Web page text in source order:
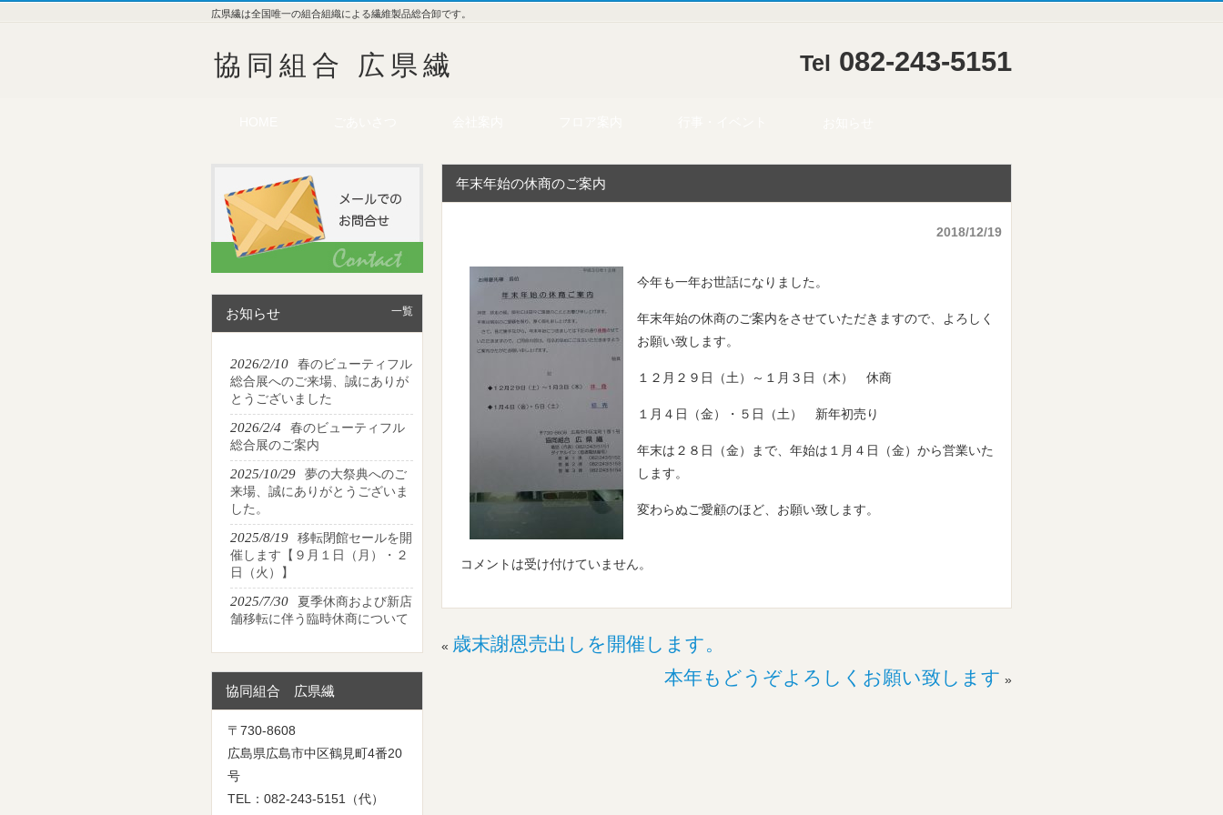
広県繊は全国唯一の組合組織による繊維製品総合卸です。
協同組合 広県繊 Tel 082-243-5151
年末年始の休商のご案内
2018/12/19
今年も一年お世話になりました。
年末年始の休商のご案内をさせていただきますので、よろしく
お願い致します。
１２月２９日（土）～１月３日（木） 休商
１月４日（金）・５日（土） 新年初売り
年末は２８日（金）まで、年始は１月４日（金）から営業いた
します。
変わらぬご愛顧のほど、お願い致します。
コメントは受け付けていません。
« 歳末謝恩売出しを開催します。
本年もどうぞよろしくお願い致します »
お知らせ 一覧
2026/2/10
春のビューティフル
総合展へのご来場、誠にありが
とうございました
2026/2/4
春のビューティフル
総合展のご案内
2025/10/29
夢の大祭典へのご
来場、誠にありがとうございま
した。
2025/8/19
移転閉館セールを開
催します【９月１日（月）・２
日（火）】
2025/7/30
夏季休商および新店
舗移転に伴う臨時休商について
協同組合 広県繊
〒730-8608
広島県広島市中区鶴見町4番20
号
TEL：082-243-5151（代）